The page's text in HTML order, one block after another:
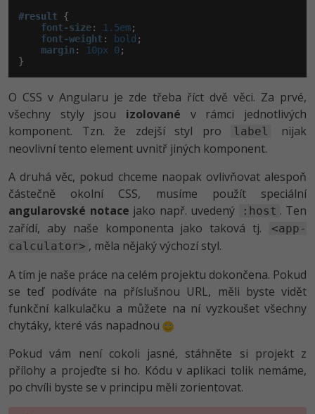
#result {
font-size: 1.5em;
font-weight : bold ;
margin : 10px 0;
}
O CSS v Angularu je zde třeba říct dvě věci. Za prvé,
všechny styly jsou izolované v rámci jednotlivých
komponent. Tzn. že zdejší styl pro
label
nijak
neovlivní tento element uvnitř jiných komponent.
A druhá věc, pokud chceme naopak ovlivňovat alespoň
částečně okolní CSS, musíme použít speciální
angularovské notace jako např. uvedený :host . Ten
zařídí, aby naše komponenta jako taková tj.
<app-
calculator> , měla nějaký výchozí styl.
A tím je naše práce na celém projektu dokončena. Pokud
se teď podíváte na příslušnou URL, měli byste vidět
funkční kalkulačku a můžete na ní vyzkoušet všechny
chytáky, které vás napadnou
Pokud vám není cokoli jasné, stáhněte si projekt z
přílohy a projeďte si ho. Kódu v aplikaci tolik nemáme,
po chvíli byste se v principu měli zorientovat.